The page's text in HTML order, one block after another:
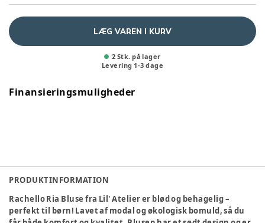
LÆG VAREN I KURV
2 Stk. på lager
Levering 1-3 dage
Finansieringsmuligheder
PRODUKTINFORMATION
Rachello Ria Bluse fra Lil' Atelier er blød og behagelig –
perfekt til børn! Lavet af modal og økologisk bomuld, så du